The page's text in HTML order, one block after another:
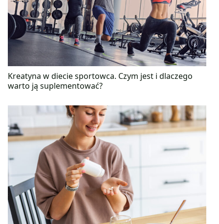
Kreatyna w diecie sportowca. Czym jest i dlaczego
warto ją suplementować?